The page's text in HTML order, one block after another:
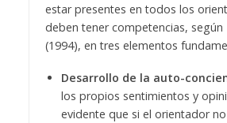
estar presentes en todos los
deben tener competencias, según
(1994), en tres elementos
Desarrollo de la auto-
los propios sentimientos y
evidente que si el orientador